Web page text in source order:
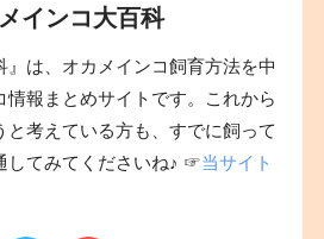
インコ大百科
』は、オカメインコ飼育方法を中
情報まとめサイトです。これから
と考えている方も、すでに飼って
してみてくださいね♪ ☞当サイト